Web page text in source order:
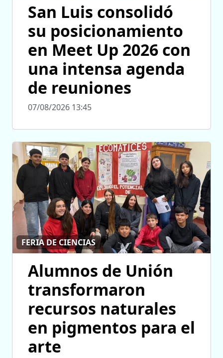
San Luis consolidó
su posicionamiento
en Meet Up 2026 con
una intensa agenda
de reuniones
07/08/2026 13:45
FERIA DE CIENCIAS
Alumnos de Unión
transformaron
recursos naturales
en pigmentos para el
arte